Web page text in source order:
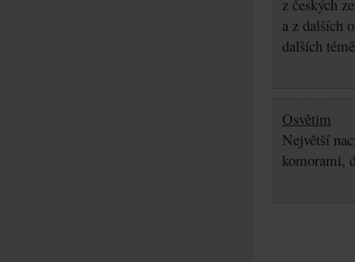
z českých
a z dalších
dalších
Osvětim
Největší
komorami,